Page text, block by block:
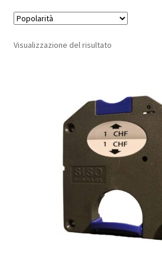
Cassa
Contatto
Navigazione
Politica di cancellazione
Protezione dei dati
Visualizzazione del risultato